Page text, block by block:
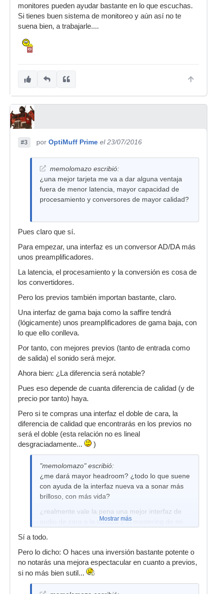
monitores pueden ayudar bastante en lo que escuchas.
Si tienes buen sistema de monitoreo y aún así no te
suena bien, a trabajarle....
#3 por OptiMuff Prime el 23/07/2016
memolomazo escribió:
¿una mejor tarjeta me va a dar alguna ventaja
fuera de menor latencia, mayor capacidad de
procesamiento y conversores de mayor calidad?
Pues claro que sí.
Para empezar, una interfaz es un conversor AD/DA más
unos preamplificadores.
La latencia, el procesamiento y la conversión es cosa de
los convertidores.
Pero los previos también importan bastante, claro.
Una interfaz de gama baja como la saffire tendrá
(lógicamente) unos preamplificadores de gama baja, con
lo que ello conlleva.
Por tanto, con mejores previos (tanto de entrada como
de salida) el sonido será mejor.
Ahora bien: ¿La diferencia será notable?
Pues eso depende de cuanta diferencia de calidad (y de
precio por tanto) haya.
Pero si te compras una interfaz el doble de cara, la
diferencia de calidad que encontrarás en los previos no
será el doble (esta relación no es lineal
desgraciadamente...
)
"memolomazo" escribió:
¿me dará mayor headroom? ¿todo lo que suene
con ayuda de la interfaz nueva va a sonar más
brilloso, con más vida?
¿realmente vale la pena una mejor interfaz de
audio de cara a la mezcla y el mastering de mi
Mostrar más
Sí a todo.
Pero lo dicho: O haces una inversión bastante potente o
no notarás una mejora espectacular en cuanto a previos,
si no más bien sutil...